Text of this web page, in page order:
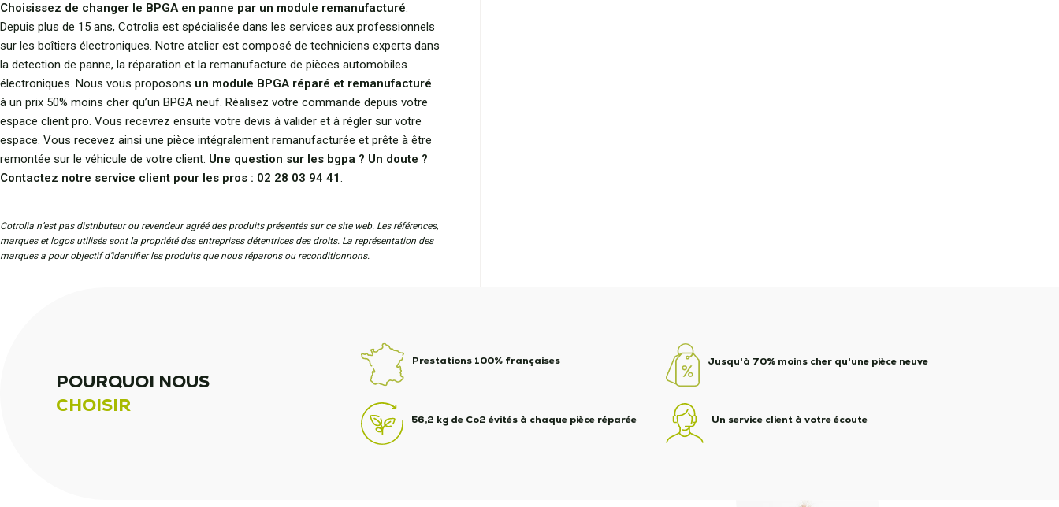
Choisissez de changer le BPGA en panne par un module remanufacturé.
Depuis plus de 15 ans, Cotrolia est spécialisée dans les services aux professionnels
sur les boîtiers électroniques. Notre atelier est composé de techniciens experts dans
la detection de panne, la réparation et la remanufacture de pièces automobiles
électroniques. Nous vous proposons un module BPGA réparé et remanufacturé
à un prix 50% moins cher qu’un BPGA neuf. Réalisez votre commande depuis votre
espace client pro. Vous recevrez ensuite votre devis à valider et à régler sur votre
espace. Vous recevez ainsi une pièce intégralement remanufacturée et prête à être
remontée sur le véhicule de votre client. Une question sur les bgpa ? Un doute ?
Contactez notre service client pour les pros : 02 28 03 94 41.
Cotrolia n’est pas distributeur ou revendeur agréé des produits présentés sur ce site web. Les références,
marques et logos utilisés sont la propriété des entreprises détentrices des droits. La représentation des
marques a pour objectif d'identifier les produits que nous réparons ou reconditionnons.
POURQUOI NOUS
CHOISIR
Prestations 100% françaises
56,2 kg de Co2 évités à chaque pièce réparée
Jusqu'à 70% moins cher qu'une pièce neuve
Un service client à votre écoute